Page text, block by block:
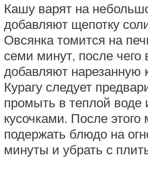
Кашу варят на
добавляют щепотку
Овсянка томится на
семи минут, после чего
добавляют нарезанную
Курагу следует
промыть в теплой воде
кусочками. После этого
подержать блюдо на
минуты и убрать с